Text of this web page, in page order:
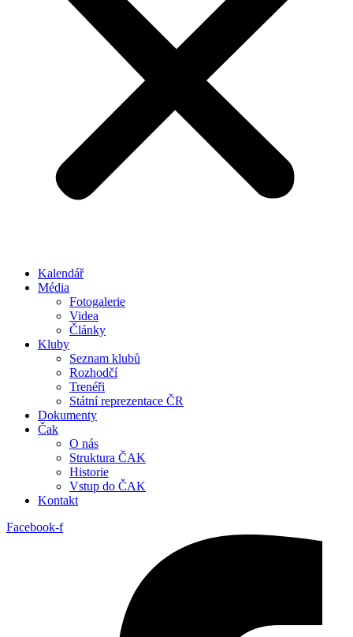
Kalendář
Média
Fotogalerie
Videa
Články
Kluby
Seznam klubů
Rozhodčí
Trenéři
Státní reprezentace ČR
Dokumenty
Čak
O nás
Struktura ČAK
Historie
Vstup do ČAK
Kontakt
Facebook-f